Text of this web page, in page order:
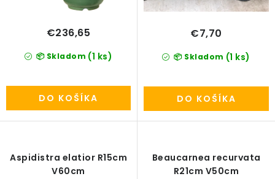
PRÍSLUŠENSTVO
ZNAČKY
Podmienky ochrany osobných údajov
O nás
📦 Skladom (1 ks)
€236,65
DO KOŠÍKA
📦 Skladom (1 ks)
€7,70
DO KOŠÍKA
Aspidistra elatior R15cm
V60cm
Beaucarnea recurvata
R21cm V50cm